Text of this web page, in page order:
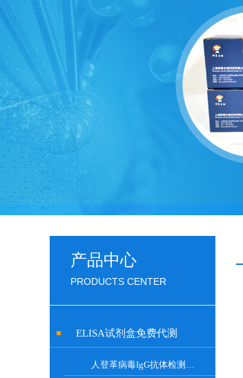
产品中心
PRODUCTS CENTER
ELISA试剂盒免费代测
人登革病毒IgG抗体检测试剂盒